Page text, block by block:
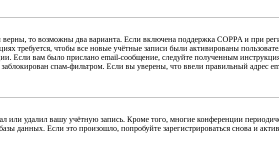
то возможны два варианта. Если включена поддержка COPPA и при
требуется, чтобы все новые учётные записи были активированы
Если вам было прислано email-сообщение, следуйте полученным
спам-фильтром. Если вы уверены, что ввели правильный адрес
или удалил вашу учётную запись. Кроме того, многие конференции
данных. Если это произошло, попробуйте зарегистрироваться снова и